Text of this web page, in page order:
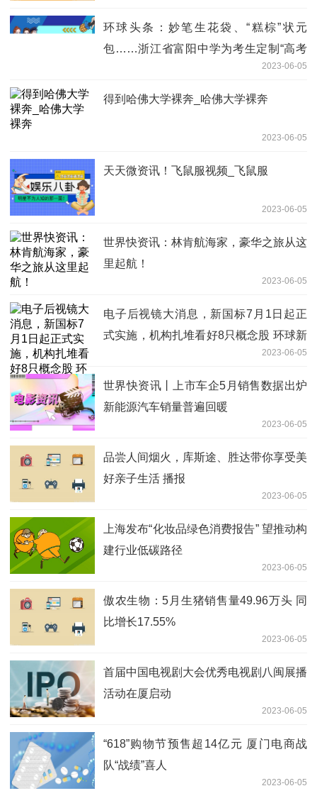
环球头条：妙笔生花袋、“糕棕”状元
包……浙江省富阳中学为考生定制“高考
2023-06-05
得到哈佛大学裸奔_哈佛大学裸奔
2023-06-05
天天微资讯！飞鼠服视频_飞鼠服
2023-06-05
世界快资讯：林肯航海家，豪华之旅从这
里起航！
2023-06-05
电子后视镜大消息，新国标7月1日起正
式实施，机构扎堆看好8只概念股 环球新
2023-06-05
世界快资讯丨上市车企5月销售数据出炉
新能源汽车销量普遍回暖
2023-06-05
品尝人间烟火，库斯途、胜达带你享受美
好亲子生活 播报
2023-06-05
上海发布“化妆品绿色消费报告” 望推动构
建行业低碳路径
2023-06-05
傲农生物：5月生猪销售量49.96万头 同
比增长17.55%
2023-06-05
首届中国电视剧大会优秀电视剧八闽展播
活动在厦启动
2023-06-05
“618”购物节预售超14亿元 厦门电商战
队“战绩”喜人
2023-06-05